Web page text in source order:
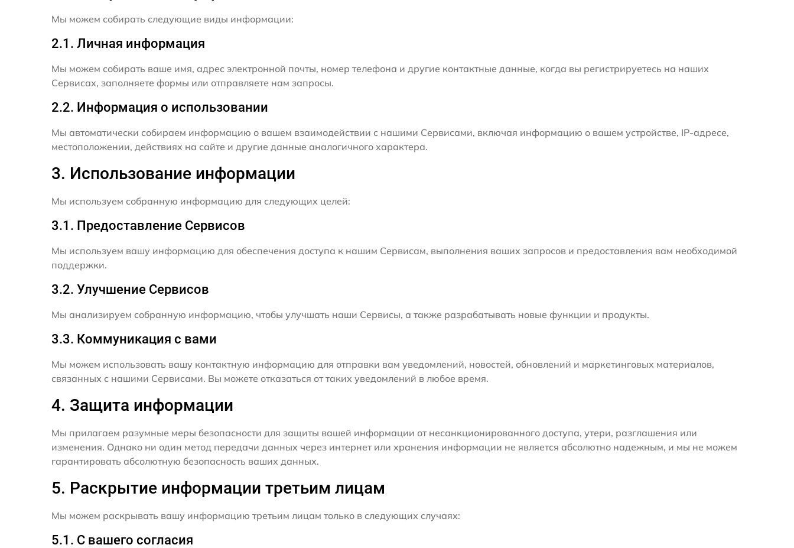
Мы можем собирать следующие виды информации:
2.1. Личная информация
Мы можем собирать ваше имя, адрес электронной почты, номер телефона и другие контактные данные, когда вы регистрируетесь на наших
Сервисах, заполняете формы или отправляете нам запросы.
2.2. Информация о использовании
Мы автоматически собираем информацию о вашем взаимодействии с нашими Сервисами, включая информацию о вашем устройстве, IP-адресе,
местоположении, действиях на сайте и другие данные аналогичного характера.
3. Использование информации
Мы используем собранную информацию для следующих целей:
3.1. Предоставление Сервисов
Мы используем вашу информацию для обеспечения доступа к нашим Сервисам, выполнения ваших запросов и предоставления вам необходимой
поддержки.
3.2. Улучшение Сервисов
Мы анализируем собранную информацию, чтобы улучшать наши Сервисы, а также разрабатывать новые функции и продукты.
3.3. Коммуникация с вами
Мы можем использовать вашу контактную информацию для отправки вам уведомлений, новостей, обновлений и маркетинговых материалов,
связанных с нашими Сервисами. Вы можете отказаться от таких уведомлений в любое время.
4. Защита информации
Мы прилагаем разумные меры безопасности для защиты вашей информации от несанкционированного доступа, утери, разглашения или
изменения. Однако ни один метод передачи данных через интернет или хранения информации не является абсолютно надежным, и мы не можем
гарантировать абсолютную безопасность ваших данных.
5. Раскрытие информации третьим лицам
Мы можем раскрывать вашу информацию третьим лицам только в следующих случаях:
5.1. С вашего согласия